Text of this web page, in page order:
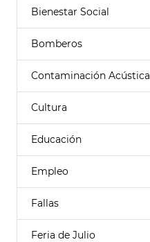
Bienestar Social
Bomberos
Contaminación Acústica
Cultura
Educación
Empleo
Fallas
Feria de Julio